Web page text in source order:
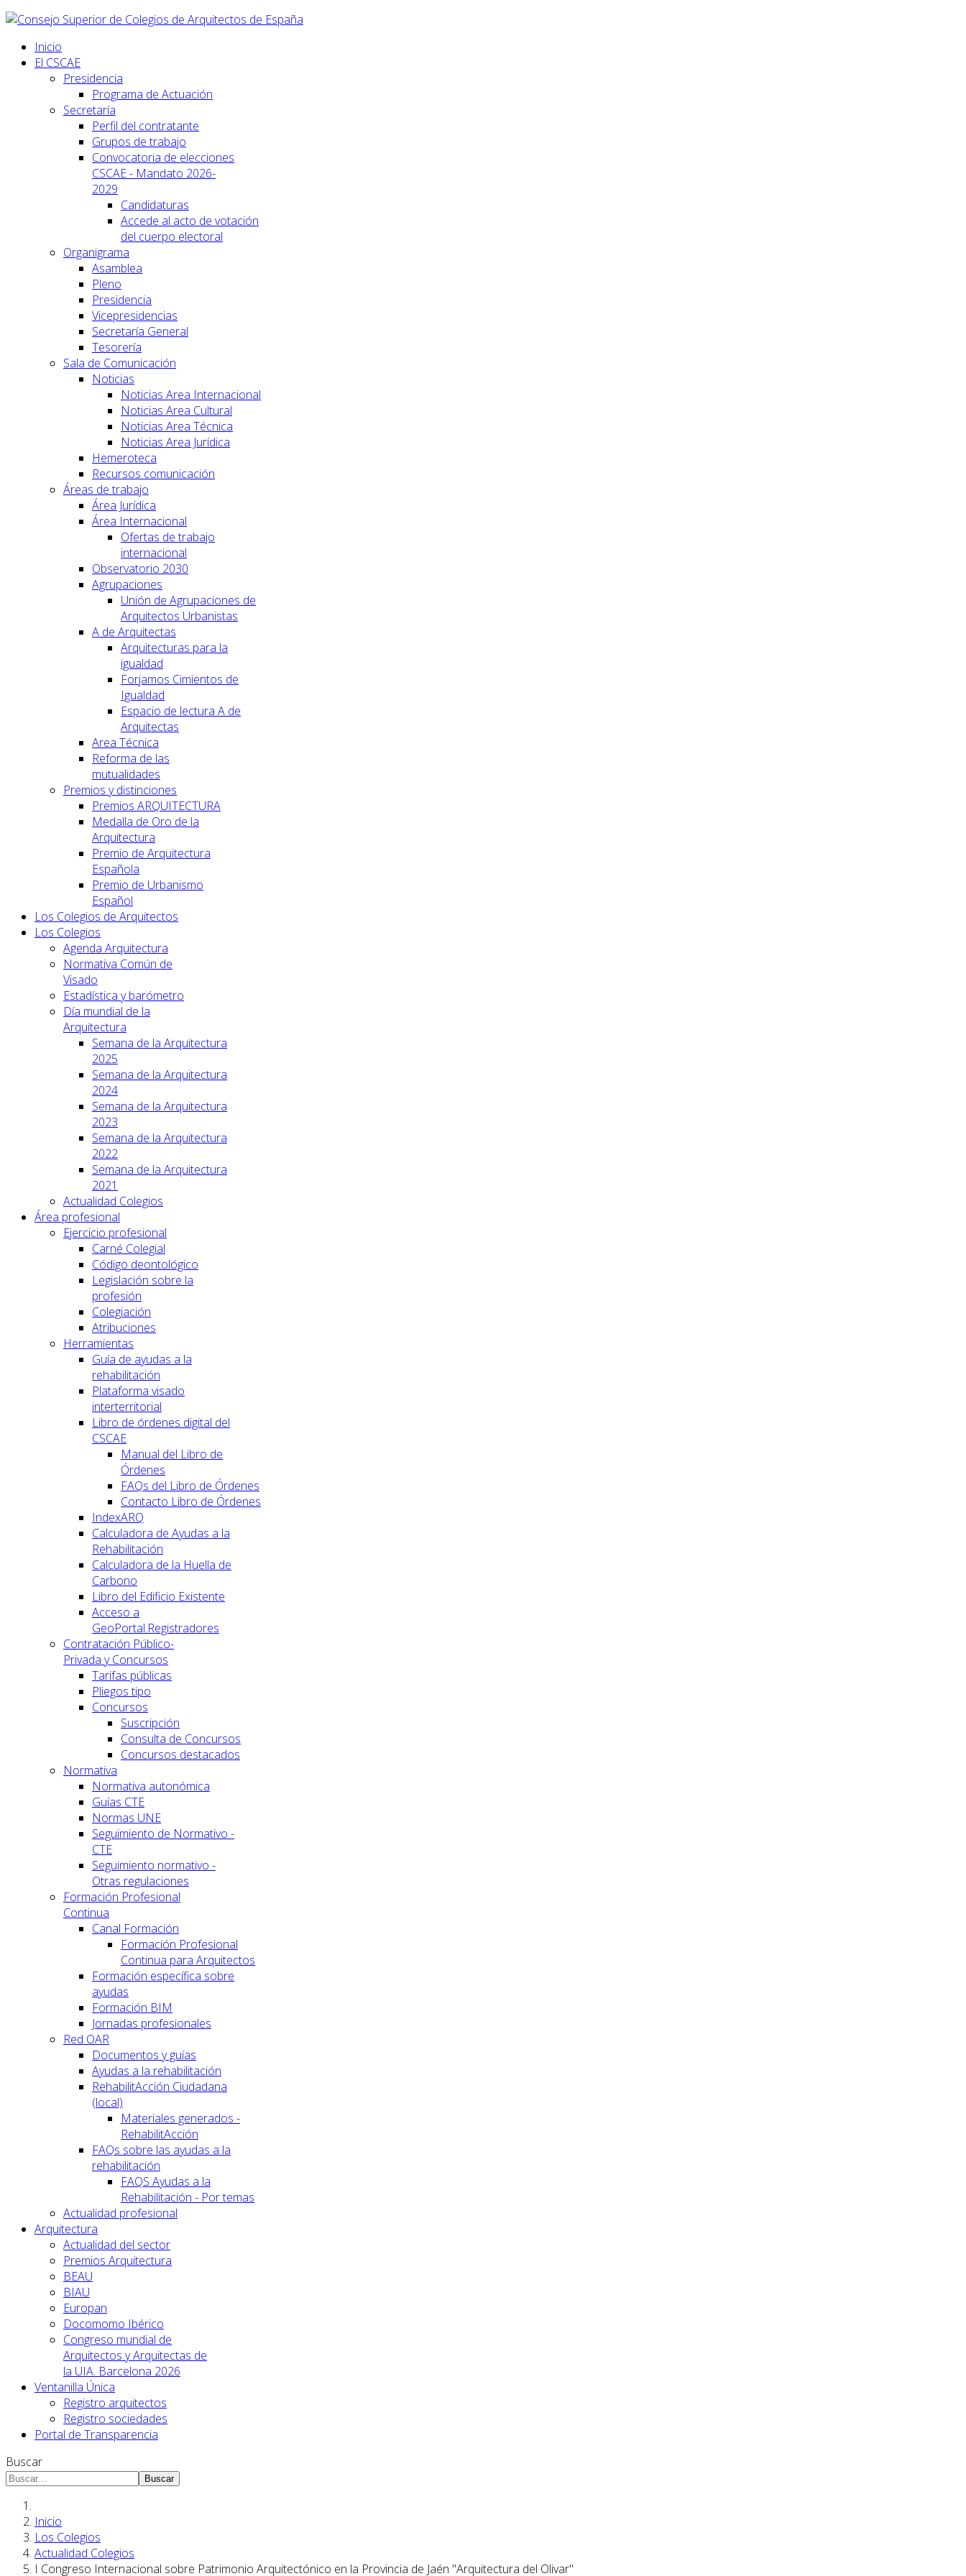
Inicio
El CSCAE
Presidencia
Programa de Actuación
Secretaría
Perfil del contratante
Grupos de trabajo
Convocatoria de elecciones
CSCAE - Mandato 2026-
2029
Candidaturas
Accede al acto de votación
del cuerpo electoral
Organigrama
Asamblea
Pleno
Presidencia
Vicepresidencias
Secretaría General
Tesorería
Sala de Comunicación
Noticias
Noticias Area Internacional
Noticias Area Cultural
Noticias Area Técnica
Noticias Area Jurídica
Hemeroteca
Recursos comunicación
Áreas de trabajo
Área Jurídica
Área Internacional
Ofertas de trabajo
internacional
Observatorio 2030
Agrupaciones
Unión de Agrupaciones de
Arquitectos Urbanistas
A de Arquitectas
Arquitecturas para la
igualdad
Forjamos Cimientos de
Igualdad
Espacio de lectura A de
Arquitectas
Area Técnica
Reforma de las
mutualidades
Premios y distinciones
Premios ARQUITECTURA
Medalla de Oro de la
Arquitectura
Premio de Arquitectura
Española
Premio de Urbanismo
Español
Los Colegios de Arquitectos
Los Colegios
Agenda Arquitectura
Normativa Común de
Visado
Estadística y barómetro
Día mundial de la
Arquitectura
Semana de la Arquitectura
2025
Semana de la Arquitectura
2024
Semana de la Arquitectura
2023
Semana de la Arquitectura
2022
Semana de la Arquitectura
2021
Actualidad Colegios
Área profesional
Ejercicio profesional
Carné Colegial
Código deontológico
Legislación sobre la
profesión
Colegiación
Atribuciones
Herramientas
Guía de ayudas a la
rehabilitación
Plataforma visado
interterritorial
Libro de órdenes digital del
CSCAE
Manual del Libro de
Órdenes
FAQs del Libro de Órdenes
Contacto Libro de Órdenes
IndexARQ
Calculadora de Ayudas a la
Rehabilitación
Calculadora de la Huella de
Carbono
Libro del Edificio Existente
Acceso a
GeoPortal.Registradores
Contratación Público-
Privada y Concursos
Tarifas públicas
Pliegos tipo
Concursos
Suscripción
Consulta de Concursos
Concursos destacados
Normativa
Normativa autonómica
Guías CTE
Normas UNE
Seguimiento de Normativo -
CTE
Seguimiento normativo -
Otras regulaciones
Formación Profesional
Continua
Canal Formación
Formación Profesional
Continua para Arquitectos
Formación específica sobre
ayudas
Formación BIM
Jornadas profesionales
Red OAR
Documentos y guías
Ayudas a la rehabilitación
RehabilitAcción Ciudadana
(local)
Materiales generados -
RehabilitAcción
FAQs sobre las ayudas a la
rehabilitación
FAQS Ayudas a la
Rehabilitación - Por temas
Actualidad profesional
Arquitectura
Actualidad del sector
Premios Arquitectura
BEAU
BIAU
Europan
Docomomo Ibérico
Congreso mundial de
Arquitectos y Arquitectas de
la UIA. Barcelona 2026
Ventanilla Única
Registro arquitectos
Registro sociedades
Portal de Transparencia
Buscar
Buscar
Inicio
Los Colegios
Actualidad Colegios
I Congreso Internacional sobre Patrimonio Arquitectónico en la Provincia de Jaén "Arquitectura del Olivar"